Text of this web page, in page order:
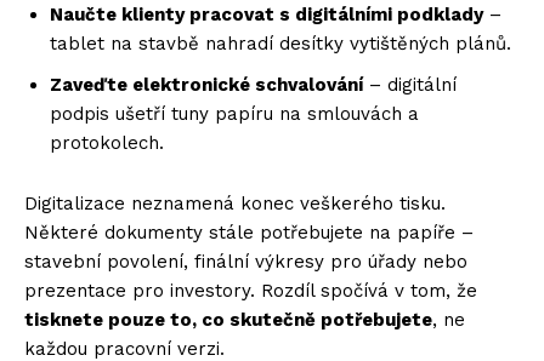
Naučte klienty pracovat s digitálními podklady–
tablet na stavbě nahradí desítky vytištěných plánů.
Zaveďte elektronické schvalování– digitální
podpis ušetří tuny papíru na smlouvách a
protokolech.
Digitalizace neznamená konec veškerého tisku.
Některé dokumenty stále potřebujete na papíře –
stavební povolení, finální výkresy pro úřady nebo
prezentace pro investory. Rozdíl spočívá v tom, že
tisknete pouze to, co skutečně potřebujete, ne
každou pracovní verzi.